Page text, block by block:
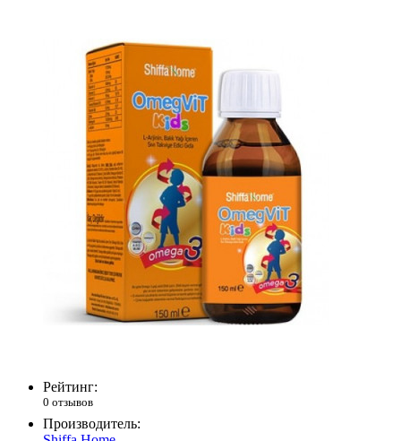
Рейтинг:
0 отзывов
Производитель: